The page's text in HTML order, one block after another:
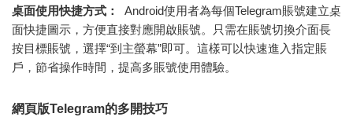
桌面使用快捷方式：
Android使用者為每個Telegram賬號建立桌
面快捷圖示，方便直接對應開啟賬號。只需在賬號切換介面長
按目標賬號，選擇“到主螢幕”即可。這樣可以快速進入指定賬
戶，節省操作時間，提高多賬號使用體驗。
網頁版Telegram的多開技巧